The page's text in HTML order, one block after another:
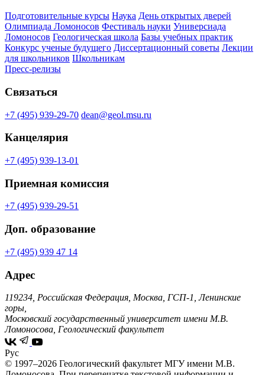
Подготовительные курсы Наука День открытых дверей
Олимпиада Ломоносов Фестиваль науки Универсиада
Ломоносов Геологическая школа Базы учебных практик
Конкурс ученые будущего Диссертационный советы Лекции
для школьников Школьникам
Пресс-релизы
Связаться
+7 (495) 939-29-70 dean@geol.msu.ru
Канцелярия
+7 (495) 939-13-01
Приемная комиссия
+7 (495) 939-29-51
Доп. образование
+7 (495) 939 47 14
Адрес
119234, Российская Федерация, Москва, ГСП-1, Ленинские
горы,
Московский государственный университет имени М.В.
Ломоносова, Геологический факультет
Рус
© 1997–2026 Геологический факультет МГУ имени М.В.